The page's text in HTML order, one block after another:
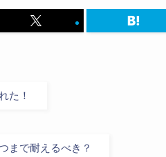
た！
まで耐えるべき？